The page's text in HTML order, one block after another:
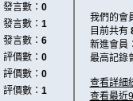
發言數： 0
發言數： 1
發言數： 6
評價數： 0
評價數： 0
評價數： 1
我們的會
目前共有
新進會員
最高記錄
查看詳細
查看最近